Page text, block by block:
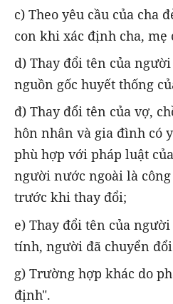
c) Theo yêu cầu của cha
con khi xác định cha, mẹ
d) Thay đổi tên của
nguồn gốc huyết thống
đ) Thay đổi tên của vợ,
hôn nhân và gia đình có
phù hợp với pháp luật
người nước ngoài là
trước khi thay đổi;
e) Thay đổi tên của
tính, người đã chuyển
g) Trường hợp khác do
định".